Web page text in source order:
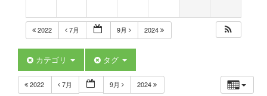
t
2022 7月 9月 2024
カテゴリ タグ
2022 7月 9月 2024